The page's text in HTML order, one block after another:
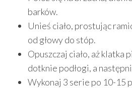
barków.
Unieś ciało, prostując
od głowy do stóp.
Opuszczaj ciało, aż klatka
dotknie podłogi, a
Wykonaj 3 serie po 10-15